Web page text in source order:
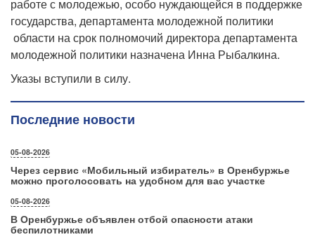
работе с молодежью, особо нуждающейся в поддержке
государства, департамента молодежной политики
области на срок полномочий директора департамента
молодежной политики назначена Инна Рыбалкина.
Указы вступили в силу.
Последние новости
05-08-2026
Через сервис «Мобильный избиратель» в Оренбуржье
можно проголосовать на удобном для вас участке
05-08-2026
В Оренбуржье объявлен отбой опасности атаки
беспилотниками